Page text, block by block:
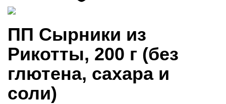
ПП Сырники из
Рикотты, 200 г (без
глютена, сахара и
соли)